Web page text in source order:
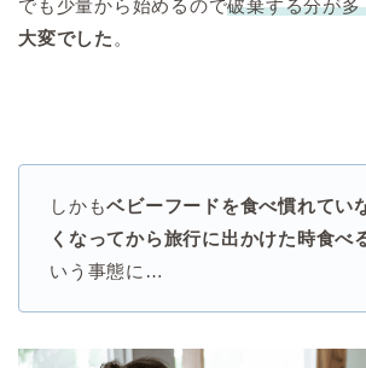
でも少量から始めるので破棄する分が多
大変でした 。
しかもベビーフードを食べ慣れてい
くなってから旅行に出かけた時食べ
いう事態に…